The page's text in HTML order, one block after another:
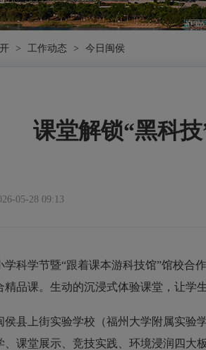
> 工作动态 > 今日闽侯
课堂解锁“黑科
05-28 09:13
学节暨“跟着课本游科技馆”馆校合作
品课。生动的沉浸式体验课堂，让学
县上街实验学校 （福州大学附属实验
、课堂展示、竞技实践、环境浸润四